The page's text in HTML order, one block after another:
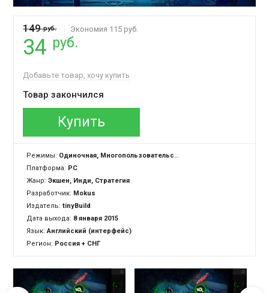
149руб. Экономия 115 руб.
34 руб.
Добавьте товар, хочу купить
Товар закончился
Купить
Режимы: Одиночная, Многопользовательская, Cross-Platform Multiplayer
Платформа: PC
Жанр:Экшен, Инди, Стратегия
Разработчик: Mokus
Издатель:tinyBuild
Дата выхода: 8 января 2015
Язык:Английский (интерфейс)
Регион: Россия + СНГ